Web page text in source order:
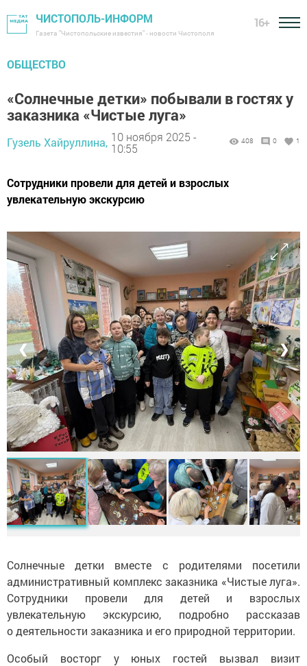
ЧИСТОПОЛЬ-ИНФОРМ
Газета "Чистопольские известия" - новости Чистополя
16+
ОБЩЕСТВО
«Солнечные детки» побывали в гостях у
заказника «Чистые луга»
Гузель Хайруллина, 10 ноября 2025 -
10:55
408 0 1
Сотрудники провели для детей и взрослых
увлекательную экскурсию
❮ ❯
Солнечные детки вместе с родителями посетили
административный комплекс заказника «Чистые луга».
Сотрудники провели для детей и взрослых
увлекательную экскурсию, подробно рассказав
о деятельности заказника и его природной территории.
Особый восторг у юных гостей вызвал визит